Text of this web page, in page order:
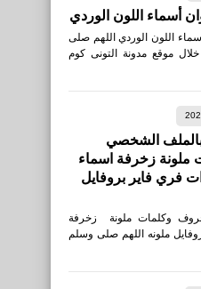
أسماء اللون الوردي
اللون الوردي اللهم صلى
موقع مدونة التونى كوم
بالملف الشخصي
ملونة زخرفة اسماء
فري فاير بروفايل
وكلمات ملونة زخرفة
ملونه اللهم صلى وسلم